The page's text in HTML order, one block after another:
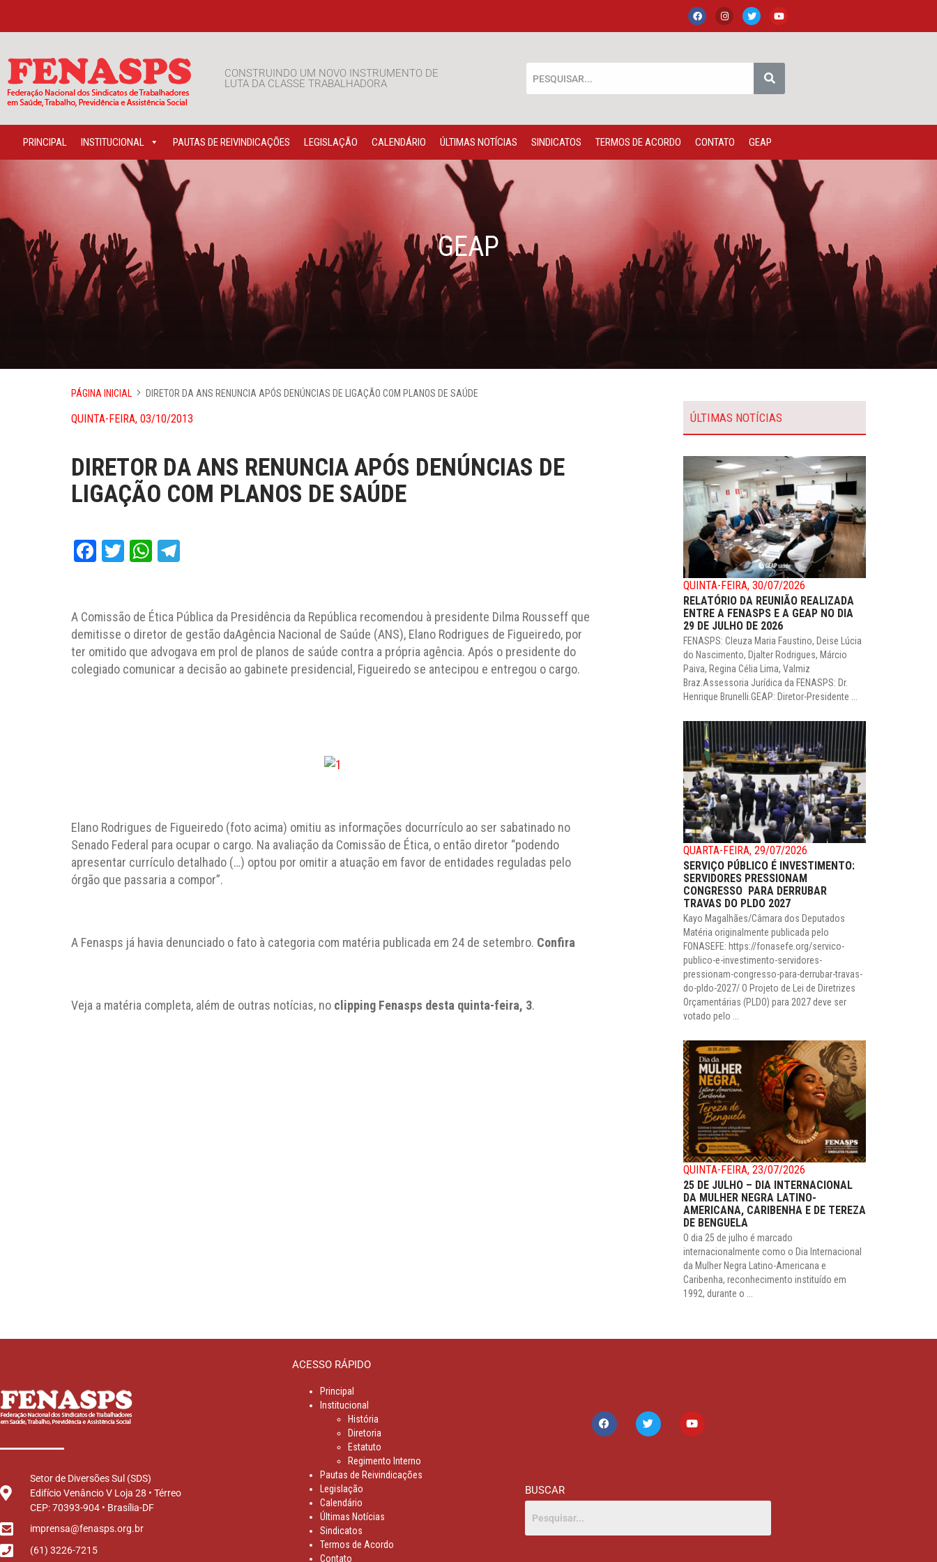
CONSTRUINDO UM NOVO INSTRUMENTO DE
LUTA DA CLASSE TRABALHADORA
PRINCIPAL INSTITUCIONAL PAUTAS DE REIVINDICAÇÕES LEGISLAÇÃO CALENDÁRIO ÚLTIMAS NOTÍCIAS SINDICATOS TERMOS DE ACORDO CONTATO GEAP
GEAP
PÁGINA INICIAL DIRETOR DA ANS RENUNCIA APÓS DENÚNCIAS DE LIGAÇÃO COM PLANOS DE SAÚDE
QUINTA-FEIRA, 03/10/2013
DIRETOR DA ANS RENUNCIA APÓS DENÚNCIAS DE
LIGAÇÃO COM PLANOS DE SAÚDE
Facebook
TwitterWhatsApp
A Comissão de Ética Pública da Presidência da República recomendou à presidente Dilma Rousseff que
demitisse o diretor de gestão daAgência Nacional de Saúde (ANS), Elano Rodrigues de Figueiredo, por
ter omitido que advogava em prol de planos de saúde contra a própria agência. Após o presidente do
colegiado comunicar a decisão ao gabinete presidencial, Figueiredo se antecipou e entregou o cargo.
Elano Rodrigues de Figueiredo (foto acima) omitiu as informações docurrículo ao ser sabatinado no
Senado Federal para ocupar o cargo. Na avaliação da Comissão de Ética, o então diretor “podendo
apresentar currículo detalhado (…) optou por omitir a atuação em favor de entidades reguladas pelo
órgão que passaria a compor”.
A Fenasps já havia denunciado o fato à categoria com matéria publicada em 24 de setembro. Confira
Veja a matéria completa, além de outras notícias, no clipping Fenasps desta quinta-feira, 3.
ÚLTIMAS NOTÍCIAS
QUINTA-FEIRA, 30/07/2026
RELATÓRIO DA REUNIÃO REALIZADA
ENTRE A FENASPS E A GEAP NO DIA
29 DE JULHO DE 2026
FENASPS: Cleuza Maria Faustino, Deise Lúcia
do Nascimento, Djalter Rodrigues, Márcio
Paiva, Regina Célia Lima, Valmiz
Braz.Assessoria Jurídica da FENASPS: Dr.
Henrique Brunelli.GEAP: Diretor-Presidente ...
QUARTA-FEIRA, 29/07/2026
SERVIÇO PÚBLICO É INVESTIMENTO:
SERVIDORES PRESSIONAM
CONGRESSO PARA DERRUBAR
TRAVAS DO PLDO 2027
Kayo Magalhães/Câmara dos Deputados
Matéria originalmente publicada pelo
FONASEFE: https://fonasefe.org/servico-
publico-e-investimento-servidores-
pressionam-congresso-para-derrubar-travas-
do-pldo-2027/ O Projeto de Lei de Diretrizes
Orçamentárias (PLDO) para 2027 deve ser
votado pelo ...
QUINTA-FEIRA, 23/07/2026
25 DE JULHO – DIA INTERNACIONAL
DA MULHER NEGRA LATINO-
AMERICANA, CARIBENHA E DE TEREZA
DE BENGUELA
O dia 25 de julho é marcado
internacionalmente como o Dia Internacional
da Mulher Negra Latino-Americana e
Caribenha, reconhecimento instituído em
1992, durante o ...
Setor de Diversões Sul (SDS)
Edifício Venâncio V Loja 28 • Térreo
CEP: 70393-904 • Brasília-DF
imprensa@fenasps.org.br
(61) 3226-7215
ACESSO RÁPIDO
Principal
Institucional
História
Diretoria
Estatuto
Regimento Interno
Pautas de Reivindicações
Legislação
Calendário
Últimas Notícias
Sindicatos
Termos de Acordo
Contato
BUSCAR